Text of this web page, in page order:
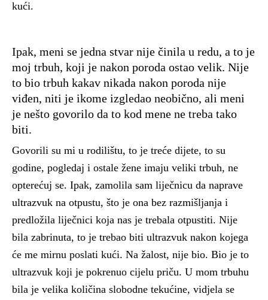
kući.
Ipak, meni se jedna stvar nije činila u redu, a to je
moj trbuh, koji je nakon poroda ostao velik. Nije
to bio trbuh kakav nikada nakon poroda nije
viđen, niti je ikome izgledao neobično, ali meni
je nešto govorilo da to kod mene ne treba tako
biti.
Govorili su mi u rodilištu, to je treće dijete, to su
godine, pogledaj i ostale žene imaju veliki trbuh, ne
opterećuj se. Ipak, zamolila sam liječnicu da naprave
ultrazvuk na otpustu, što je ona bez razmišljanja i
predložila liječnici koja nas je trebala otpustiti. Nije
bila zabrinuta, to je trebao biti ultrazvuk nakon kojega
će me mirnu poslati kući. Na žalost, nije bio. Bio je to
ultrazvuk koji je pokrenuo cijelu priču. U mom trbuhu
bila je velika količina slobodne tekućine, vidjela se